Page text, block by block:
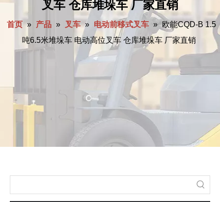
叉车 仓库堆垛车 厂家直销
首页 » 产品 » 叉车 » 电动前移式叉车 » 欧能CQD-B 1.5
吨6.5米堆垛车 电动高位叉车 仓库堆垛车 厂家直销